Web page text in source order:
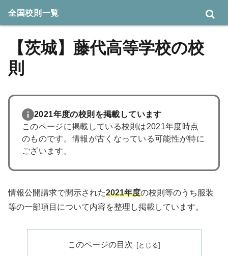
【茨城】藤代高等学校の校
則
2021年度の校則を掲載しています
このページに掲載している校則は2021年度時点
のものです。情報が古くなっている可能性が特に
ございます。
情報公開請求で開示された2021年度の校則等のうち服装
等の一部項目について内容を整理し掲載しています。
このページの目次
全国校則一覧